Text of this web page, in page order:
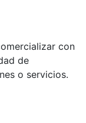
con
de
o servicios.